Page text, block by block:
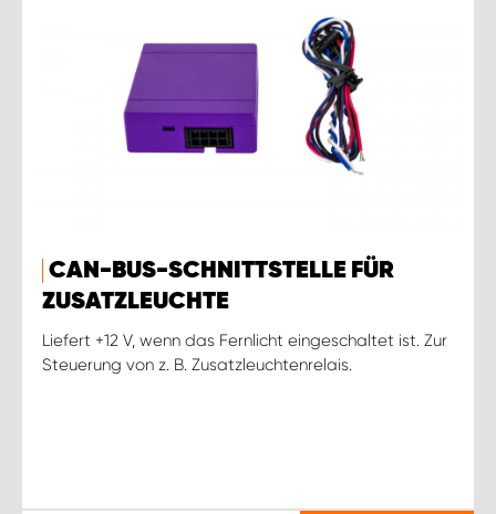
CAN-BUS-SCHNITTSTELLE FÜR
ZUSATZLEUCHTE
Liefert +12 V, wenn das Fernlicht eingeschaltet ist. Zur
Steuerung von z. B. Zusatzleuchtenrelais.